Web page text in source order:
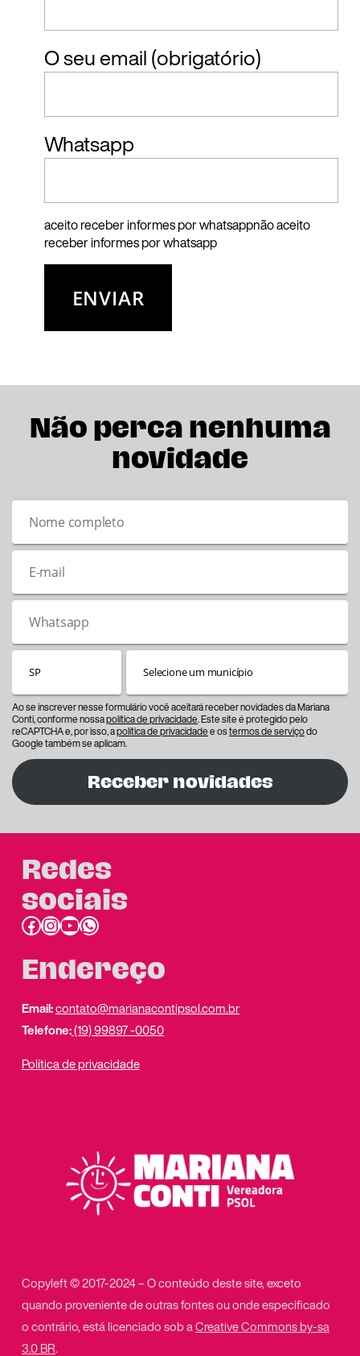
O seu email (obrigatório)
Whatsapp
aceito receber informes por whatsappnão aceito
receber informes por whatsapp
Não perca nenhuma
novidade
Ao se inscrever nesse formulário você aceitará receber novidades da Mariana
Conti, conforme nossapolítica de privacidade. Este site é protegido pelo
reCAPTCHA e, por isso, apolítica de privacidadee ostermos de serviçodo
Google também se aplicam.
Receber novidades
Redes
sociais
Facebook InstagramYoutube link do whatsapp
Endereço
Email:contato@marianacontipsol.com.br
Telefone:(19) 99897 -0050
Política de privacidade
Copyleft © 2017-2024 – O conteúdo deste site, exceto
quando proveniente de outras fontes ou onde especificado
o contrário, está licenciado sob aCreative Commons by-sa
3.0 BR.